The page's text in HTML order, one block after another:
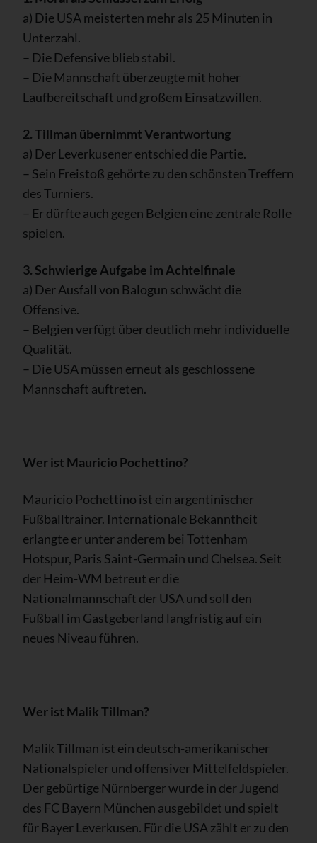
a) Die USA meisterten mehr als 25 Minuten in
Unterzahl.
– Die Defensive blieb stabil.
– Die Mannschaft überzeugte mit hoher
Laufbereitschaft und großem Einsatzwillen.
2. Tillman übernimmt Verantwortung
a) Der Leverkusener entschied die Partie.
– Sein Freistoß gehörte zu den schönsten Treffern
des Turniers.
– Er dürfte auch gegen Belgien eine zentrale Rolle
spielen.
3. Schwierige Aufgabe im Achtelfinale
a) Der Ausfall von Balogun schwächt die
Offensive.
– Belgien verfügt über deutlich mehr individuelle
Qualität.
– Die USA müssen erneut als geschlossene
Mannschaft auftreten.
Wer ist Mauricio Pochettino?
Mauricio Pochettino ist ein argentinischer
Fußballtrainer. Internationale Bekanntheit
erlangte er unter anderem bei Tottenham
Hotspur, Paris Saint-Germain und Chelsea. Seit
der Heim-WM betreut er die
Nationalmannschaft der USA und soll den
Fußball im Gastgeberland langfristig auf ein
neues Niveau führen.
Wer ist Malik Tillman?
Malik Tillman ist ein deutsch-amerikanischer
Nationalspieler und offensiver Mittelfeldspieler.
Der gebürtige Nürnberger wurde in der Jugend
des FC Bayern München ausgebildet und spielt
für Bayer Leverkusen. Für die USA zählt er zu den